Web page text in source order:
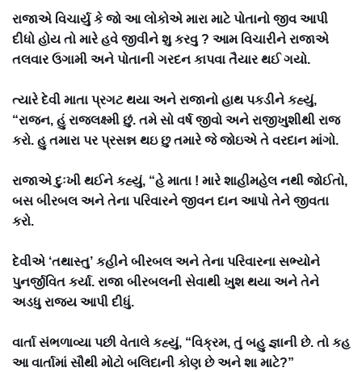
રાજાએ વિચાર્યુ કે જો આ લોકોએ મારા માટે પોતાનો જીવ આપી
દીધો હોય તો મારે હવે જીવીને શુ કરવુ ? આમ વિચારીને રાજાએ
તલવાર ઉગામી અને પોતાની ગરદન કાપવા તૈયાર થઈ ગયો.
ત્યારે દેવી માતા પ્રગટ થયા અને રાજાનો હાથ પકડીને કહ્યું,
“રાજન, હું રાજલક્ષ્મી છું. તમે સો વર્ષ જીવો અને રાજીખુશીથી રાજ
કરો. હુ તમારા પર પ્રસન્ન થઇ છુ તમારે જે જોઇએ તે વરદાન માંગો.
રાજાએ દુઃખી થઈને કહ્યું, “હે માતા ! મારે શાહીમહેલ નથી જોઈતો,
બસ બીરબલ અને તેના પરિવારને જીવન દાન આપો તેને જીવતા
કરો.
દેવીએ ‘તથાસ્તુ’ કહીને બીરબલ અને તેના પરિવારના સભ્યોને
પુનર્જીવિત કર્યા. રાજા બીરબલની સેવાથી ખુશ થયા અને તેને
અડધુ રાજ્ય આપી દીધું.
વાર્તા સંભળાવ્યા પછી વેતાલે કહ્યું, “વિક્રમ, તું બહુ જ્ઞાની છે. તો કહ
આ વાર્તામાં સૌથી મોટો બલિદાની કોણ છે અને શા માટે?”